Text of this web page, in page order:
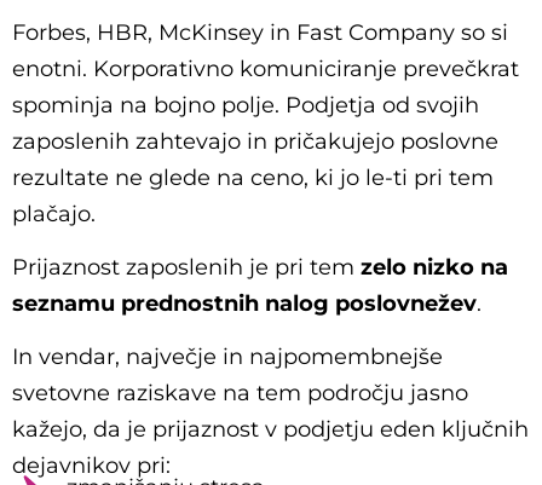
Forbes, HBR, McKinsey in Fast Company so si
enotni. Korporativno komuniciranje prevečkrat
spominja na bojno polje. Podjetja od svojih
zaposlenih zahtevajo in pričakujejo poslovne
rezultate ne glede na ceno, ki jo le-ti pri tem
plačajo.
Prijaznost zaposlenih je pri tem zelo nizko na
seznamu prednostnih nalog poslovnežev.
In vendar, največje in najpomembnejše
svetovne raziskave na tem področju jasno
kažejo, da je prijaznost v podjetju eden ključnih
dejavnikov pri: